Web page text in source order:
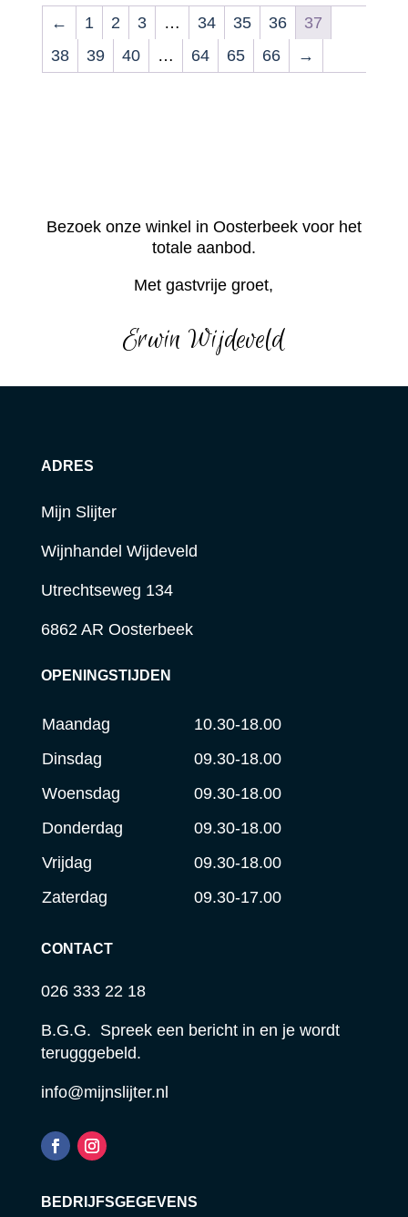
← 1 2 3 … 34 35 36
37
38
39 40 … 64 65 66 →
Bezoek onze winkel in Oosterbeek voor het
totale aanbod.
Met gastvrije groet,
Erwin Wijdeveld
ADRES
Mijn Slijter
Wijnhandel Wijdeveld
Utrechtseweg 134
6862 AR Oosterbeek
OPENINGSTIJDEN
Maandag
10.30-18.00
Dinsdag
09.30-18.00
Woensdag
09.30-18.00
Donderdag
09.30-18.00
Vrijdag
09.30-18.00
Zaterdag
09.30-17.00
CONTACT
026 333 22 18
B.G.G. Spreek een bericht in en je wordt
terugggebeld.
info@mijnslijter.nl
BEDRIJFSGEGEVENS